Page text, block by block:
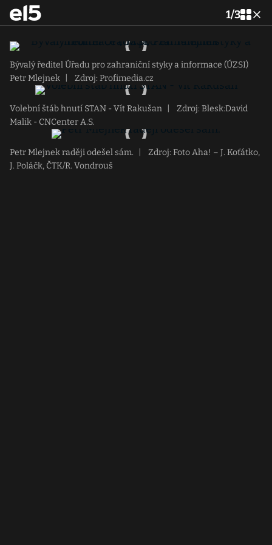
1/3
Bývalý ředitel Úřadu pro zahraniční styky a informace (ÚZSI)
Petr Mlejnek
Zdroj: Profimedia.cz
Volební štáb hnutí STAN - Vít Rakušan
Zdroj: Blesk:David
Malik - CNCenter A.S.
Petr Mlejnek raději odešel sám.
Zdroj: Foto Aha! – J. Koťátko,
J. Poláčk, ČTK/R. Vondrouš